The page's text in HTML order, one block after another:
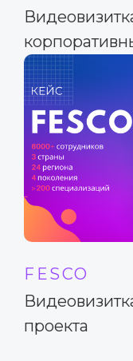
FESCO
проекта